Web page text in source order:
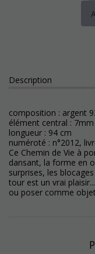
Description
composition : argent
élément central :
longueur : 94 cm
numéroté : n°2012,
Ce Chemin de Vie à
dansant, la forme en
surprises, les
tour est un vrai
ou poser comme